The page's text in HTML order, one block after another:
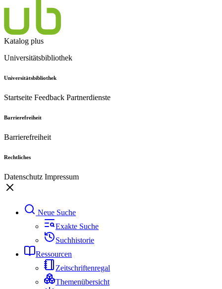
Katalog plus
Universitätsbibliothek
Universitätsbibliothek
Startseite Feedback Partnerdienste
Barrierefreiheit
Barrierefreiheit
Rechtliches
Datenschutz Impressum
Neue Suche
Exakte Suche
Suchhistorie
Ressourcen
Zeitschriftenregal
Themenübersicht